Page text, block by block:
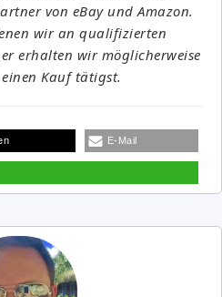
von eBay und Amazon.
wir an qualifizierten
erhalten wir möglicherweise
Kauf tätigst.
E-Mail